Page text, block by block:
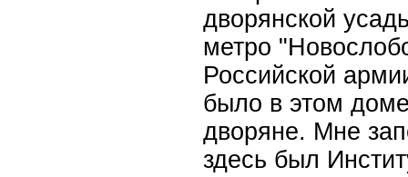
дворянской
метро
Российской
было в этом
дворяне. Мне
здесь был